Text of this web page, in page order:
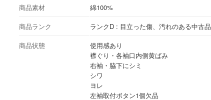
商品素材
綿100%
商品ランク
ランクD : 目立った傷、汚れのある中古品
商品状態
使用感あり
襟ぐり・各袖口内側黄ばみ
右袖・脇下にシミ
シワ
ヨレ
左袖取付ボタン1個欠品